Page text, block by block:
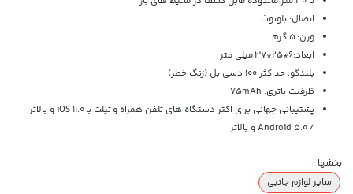
اتصال: بلوتوث
وزن: 5 گرم
ابعاد:6*25*37
میلی متر
بلندگو: حداکثر 100 دسی بل (زنگ خطر)
ظرفیت باتری: 75mAh
پشتیبانی جهانی برای اکثر دستگاه های تلفن همراه و تبلت با iOS 11.0 و بالاتر
/ Android 5.0 و بالاتر
بخشها :
سایر لوازم جانبی